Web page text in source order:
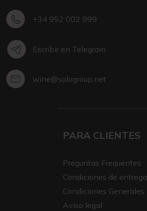
+34 952 002 999
Escribir en Telegram
wine@sologroup.net
PARA CLIENTES
Preguntas Frequentes
Condiciones de entrega
Condiciones Generales
Aviso legal